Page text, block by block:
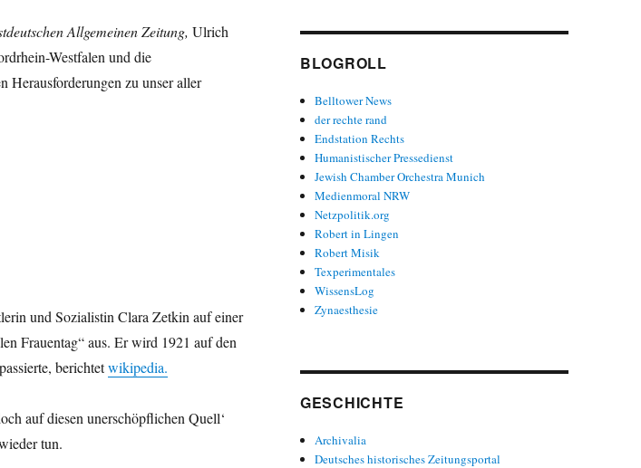
Allgemeinen Zeitung, Ulrich
Westfalen und die
Herausforderungen zu unser aller
und Sozialistin Clara Zetkin auf einer
Frauentag“ aus. Er wird 1921 auf den
berichtetwikipedia.
auf diesen unerschöpflichen Quell‘
tun.
BLOGROLL
Belltower News
der rechte rand
Endstation Rechts
Humanistischer Pressedienst
Jewish Chamber Orchestra Munich
Medienmoral NRW
Netzpolitik.org
Robert in Lingen
Robert Misik
Texperimentales
WissensLog
Zynaesthesie
GESCHICHTE
Archivalia
Deutsches historisches Zeitungsportal